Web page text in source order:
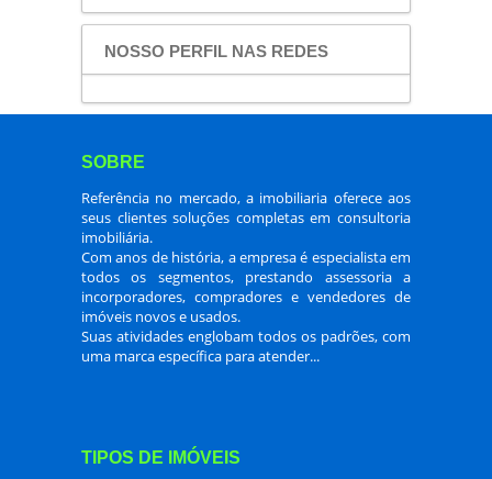
NOSSO PERFIL NAS REDES
SOBRE
Referência no mercado, a imobiliaria oferece aos
seus clientes soluções completas em consultoria
imobiliária.
Com anos de história, a empresa é especialista em
todos os segmentos, prestando assessoria a
incorporadores, compradores e vendedores de
imóveis novos e usados.
Suas atividades englobam todos os padrões, com
uma marca específica para atender...
TIPOS DE IMÓVEIS